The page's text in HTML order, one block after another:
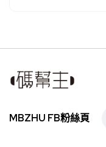
MBZHU FB粉絲頁